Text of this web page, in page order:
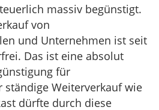
massiv begünstigt.
von
und Unternehmen ist seit
Das ist eine absolut
für
ständige Weiterverkauf wie
dürfte durch diese